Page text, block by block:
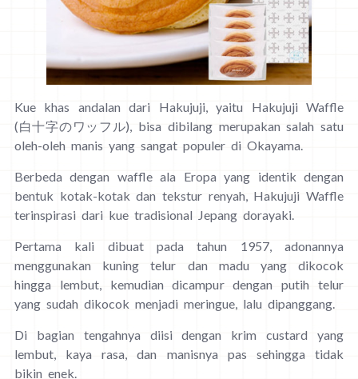
Kue khas andalan dari Hakujuji, yaitu Hakujuji Waffle
(白十字のワッフル), bisa dibilang merupakan salah satu
oleh-oleh manis yang sangat populer di Okayama.
Berbeda dengan waffle ala Eropa yang identik dengan
bentuk kotak-kotak dan tekstur renyah, Hakujuji Waffle
terinspirasi dari kue tradisional Jepang dorayaki.
Pertama kali dibuat pada tahun 1957, adonannya
menggunakan kuning telur dan madu yang dikocok
hingga lembut, kemudian dicampur dengan putih telur
yang sudah dikocok menjadi meringue, lalu dipanggang.
Di bagian tengahnya diisi dengan krim custard yang
lembut, kaya rasa, dan manisnya pas sehingga tidak
bikin enek.